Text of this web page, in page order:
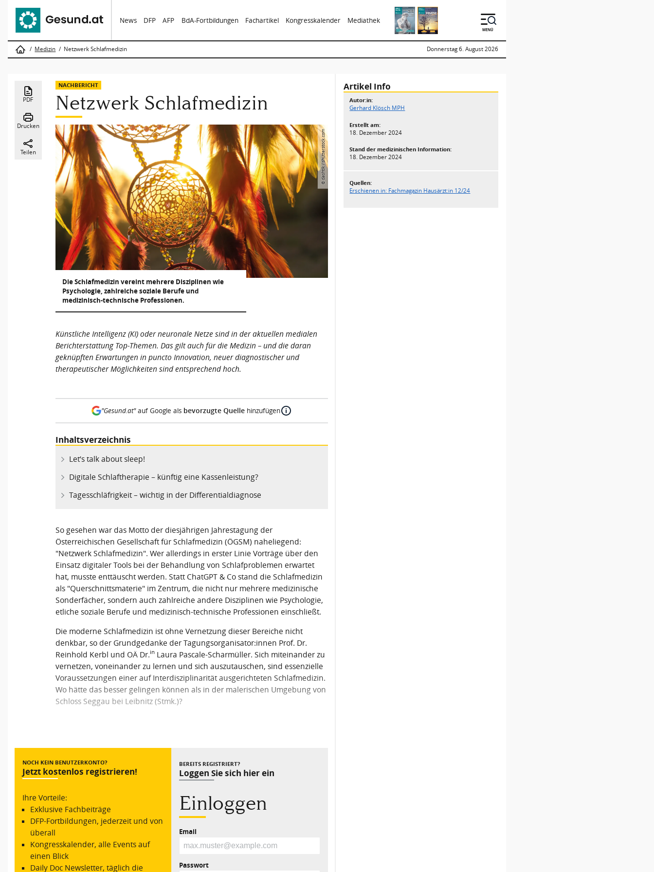
News DFP AFP BdA-Fortbildungen Fachartikel Kongresskalender Mediathek
MENÜ
Medizin Netzwerk Schlafmedizin Donnerstag 6. August 2026
PDF
Drucken
Teilen
NACHBERICHT
Netzwerk Schlafmedizin
Die Schlafmedizin vereint mehrere Disziplinen wie
Psychologie, zahlreiche soziale Berufe und
medizinisch-technische Professionen.
© dashtik / shutterstock.com
Künstliche Intelligenz (KI) oder neuronale Netze sind in der aktuellen medialen
Berichterstattung Top-Themen. Das gilt auch für die Medizin – und die daran
geknüpften Erwartungen in puncto Innovation, neuer diagnostischer und
therapeutischer Möglichkeiten sind entsprechend hoch.
"Gesund.at"auf Google als bevorzugte Quellehinzufügen
Inhaltsverzeichnis
Let’s talk about sleep!
Digitale Schlaftherapie – künftig eine Kassenleistung?
Tagesschläfrigkeit – wichtig in der Differentialdiagnose
So gesehen war das Motto der diesjährigen Jahrestagung der
Österreichischen Gesellschaft für Schlafmedizin (ÖGSM) naheliegend:
"Netzwerk Schlafmedizin". Wer allerdings in erster Linie Vorträge über den
Einsatz digitaler Tools bei der Behandlung von Schlafproblemen erwartet
hat, musste enttäuscht werden. Statt ChatGPT & Co stand die Schlafmedizin
als "Querschnittsmaterie" im Zentrum, die nicht nur mehrere medizinische
Sonderfächer, sondern auch zahlreiche andere Disziplinen wie Psychologie,
etliche soziale Berufe und medizinisch-technische Professionen einschließt.
Die moderne Schlafmedizin ist ohne Vernetzung dieser Bereiche nicht
denkbar, so der Grundgedanke der Tagungsorganisator:innen Prof. Dr.
Reinhold Kerbl und OÄ Dr.in Laura Pascale-Scharmüller. Sich miteinander zu
vernetzen, voneinander zu lernen und sich auszutauschen, sind essenzielle
Voraussetzungen einer auf Interdisziplinarität ausgerichteten Schlafmedizin.
Wo hätte das besser gelingen können als in der malerischen Umgebung von
Schloss Seggau bei Leibnitz (Stmk.)?
NOCH KEIN BENUTZERKONTO?
Jetzt kostenlos registrieren!
Ihre Vorteile:
Exklusive Fachbeiträge
DFP-Fortbildungen, jederzeit und von
überall
Kongresskalender, alle Events auf
einen Blick
Daily Doc Newsletter, täglich die
BEREITS REGISTRIERT?
Loggen Sie sich hier ein
Einloggen
Email
Passwort
Artikel Info
Autor:in:
Gerhard Klösch MPH
Erstellt am:
18. Dezember 2024
Stand der medizinischen Information:
18. Dezember 2024
Quellen:
Erschienen in: Fachmagazin Hausärzt:in 12/24